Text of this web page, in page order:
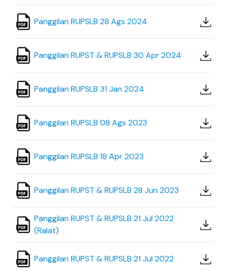
Panggilan RUPSLB 28 Ags 2024
Panggilan RUPST & RUPSLB 30 Apr 2024
Panggilan RUPSLB 31 Jan 2024
Panggilan RUPSLB 08 Ags 2023
Panggilan RUPSLB 18 Apr 2023
Panggilan RUPST & RUPSLB 28 Jun 2023
Panggilan RUPST & RUPSLB 21 Jul 2022
(Ralat)
Panggilan RUPST & RUPSLB 21 Jul 2022